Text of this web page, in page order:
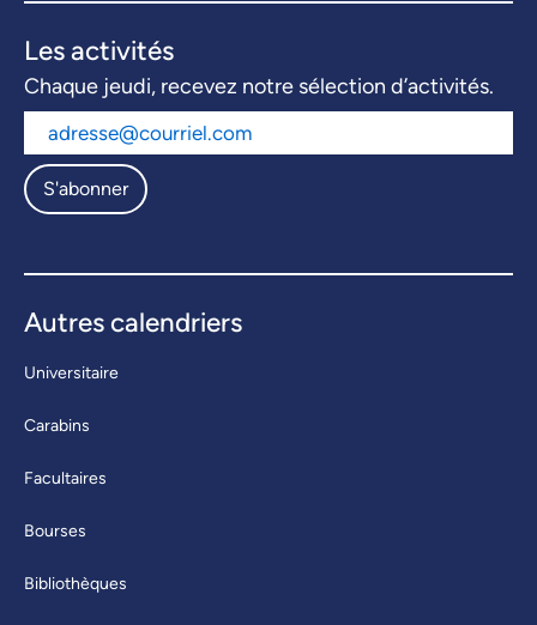
Les activités
Chaque jeudi, recevez notre sélection d’activités.
S'abonner
Autres calendriers
Universitaire
Carabins
Facultaires
Bourses
Bibliothèques